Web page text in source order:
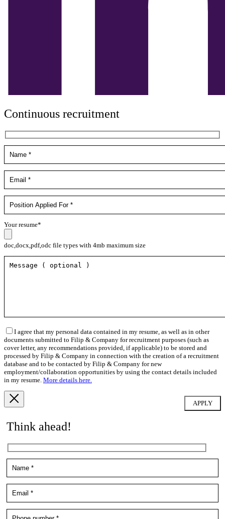
Continuous recruitment
Your resume*
doc,docx,pdf,odc file types with 4mb maximum size
I agree that my personal data contained in my resume, as well as in other
documents submitted to Filip & Company for recruitment purposes (such as
cover letter, any recommendations provided, if applicable) to be stored and
processed by Filip & Company in connection with the creation of a recruitment
database and to be contacted by Filip & Company for new
employment/collaboration opportunities by using the contact details included
in my resume. More details here.
Think ahead!